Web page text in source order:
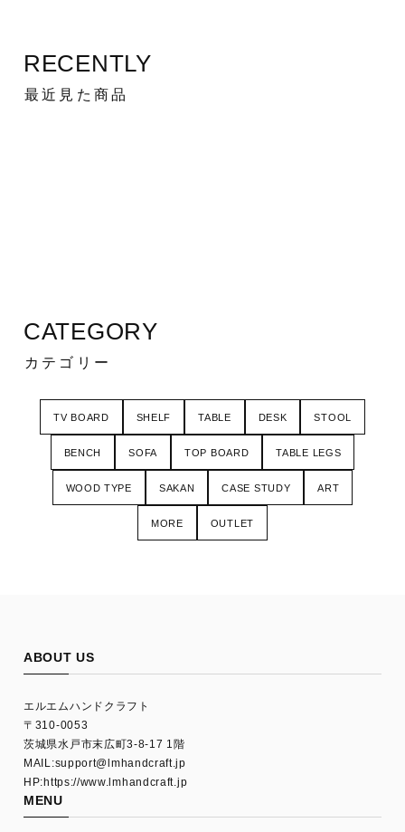
RECENTLY
最近見た商品
CATEGORY
カテゴリー
TV BOARD SHELF TABLE DESK STOOL
BENCH SOFA TOP BOARD TABLE LEGS
WOOD TYPE SAKAN CASE STUDY ART
MORE OUTLET
ABOUT US
エルエムハンドクラフト
〒310-0053
茨城県水戸市末広町3-8-17 1階
MAIL:support@lmhandcraft.jp
HP:https://www.lmhandcraft.jp
MENU